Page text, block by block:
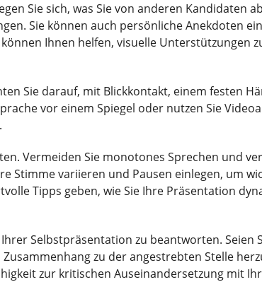
Sie sich, was Sie von anderen Kandidaten
Sie können auch persönliche Anekdoten
können Ihnen helfen, visuelle Unterstützungen
Sie darauf, mit Blickkontakt, einem festen
vor einem Spiegel oder nutzen Sie
Vermeiden Sie monotones Sprechen und
Stimme variieren und Pausen einlegen, um
Tipps geben, wie Sie Ihre Präsentation
Selbstpräsentation zu beantworten. Seien
zu der angestrebten Stelle
zur kritischen Auseinandersetzung mit